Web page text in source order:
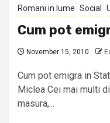
Romani in lume Social
Cum pot
November 15, 2010
Cum pot emigra in
Miclea Cei mai multi
masura,...